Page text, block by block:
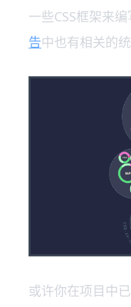
一些CSS框架来
告中也有相关的
或许你在项目中